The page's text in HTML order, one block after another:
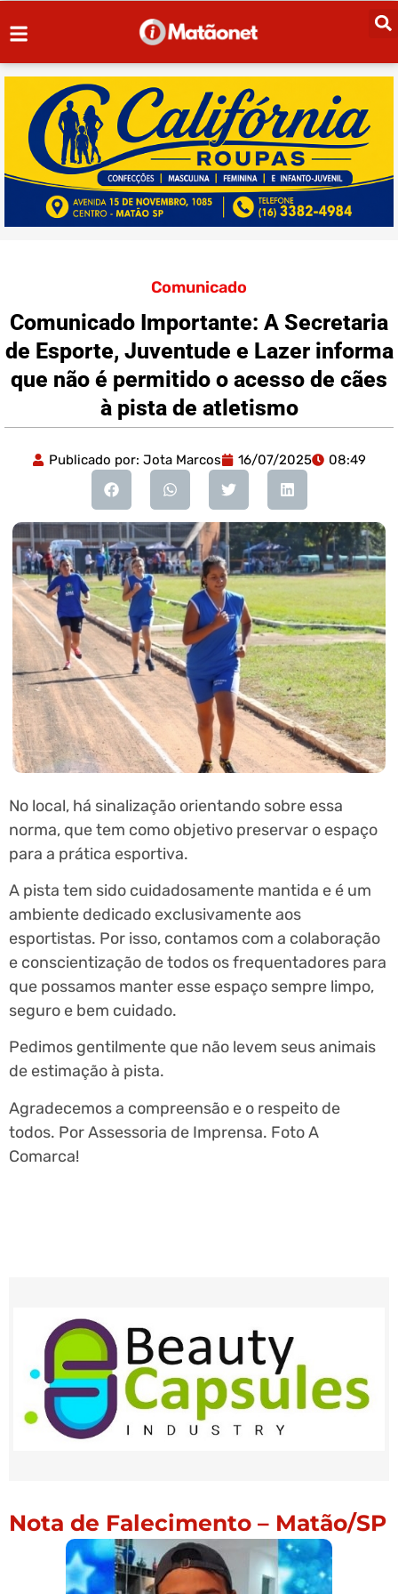
Comunicado
Comunicado Importante: A Secretaria
de Esporte, Juventude e Lazer informa
que não é permitido o acesso de cães
à pista de atletismo
Publicado por: Jota Marcos 16/07/2025 08:49
No local, há sinalização orientando sobre essa
norma, que tem como objetivo preservar o espaço
para a prática esportiva.
A pista tem sido cuidadosamente mantida e é um
ambiente dedicado exclusivamente aos
esportistas. Por isso, contamos com a colaboração
e conscientização de todos os frequentadores para
que possamos manter esse espaço sempre limpo,
seguro e bem cuidado.
Pedimos gentilmente que não levem seus animais
de estimação à pista.
Agradecemos a compreensão e o respeito de
todos. Por Assessoria de Imprensa. Foto A
Comarca!
Nota de Falecimento – Matão/SP